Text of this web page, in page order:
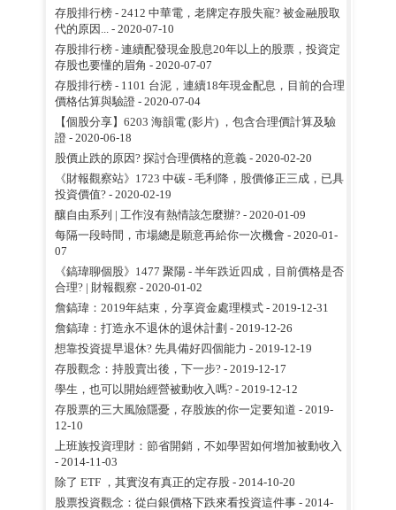
存股排行榜 - 2412 中華電，老牌定存股失寵? 被金融股取
代的原因...
- 2020-07-10
存股排行榜 - 連續配發現金股息20年以上的股票，投資定
存股也要懂的眉角 - 2020-07-07
存股排行榜 - 1101 台泥，連續18年現金配息，目前的合理
價格估算與驗證- 2020-07-04
【個股分享】6203 海韻電 (影片) ，包含合理價計算及驗
證- 2020-06-18
股價止跌的原因? 探討合理價格的意義- 2020-02-20
《財報觀察站》1723 中碳 - 毛利降，股價修正三成，已具
投資價值?- 2020-02-19
釀自由系列 | 工作沒有熱情該怎麼辦?- 2020-01-09
每隔一段時間，市場總是願意再給你一次機會 - 2020-01-
07
《鎬瑋聊個股》1477 聚陽 - 半年跌近四成，目前價格是否
合理? | 財報觀察 - 2020-01-02
詹鎬瑋：2019年結束，分享資金處理模式- 2019-12-31
詹鎬瑋：打造永不退休的退休計劃 - 2019-12-26
想靠投資提早退休? 先具備好四個能力 - 2019-12-19
存股觀念：持股賣出後，下一步?- 2019-12-17
學生，也可以開始經營被動收入嗎?- 2019-12-12
存股票的三大風險隱憂，存股族的你一定要知道 - 2019-
12-10
上班族投資理財：節省開銷，不如學習如何增加被動收入
- 2014-11-03
除了 ETF ，其實沒有真正的定存股- 2014-10-20
股票投資觀念：從白銀價格下跌來看投資這件事- 2014-